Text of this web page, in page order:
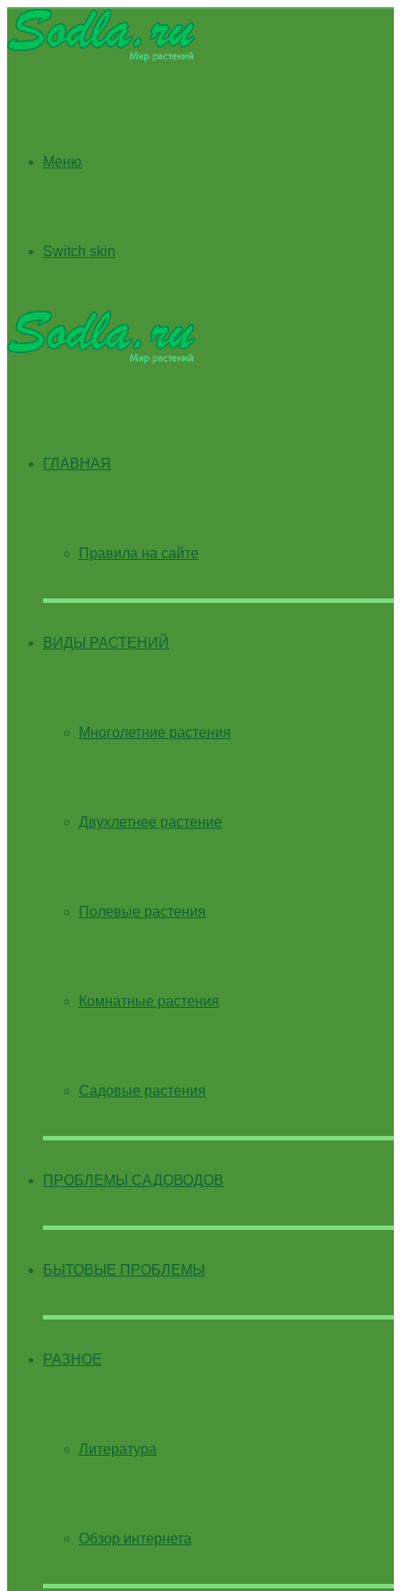
Меню
Switch skin
ГЛАВНАЯ
Правила на сайте
ВИДЫ РАСТЕНИЙ
Многолетние растения
Двухлетнее растение
Полевые растения
Комнатные растения
Садовые растения
ПРОБЛЕМЫ САДОВОДОВ
БЫТОВЫЕ ПРОБЛЕМЫ
РАЗНОЕ
Литература
Обзор интернета